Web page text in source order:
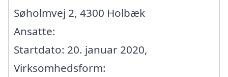
Søholmvej 2, 4300 Holbæk
Ansatte:
Startdato: 20. januar 2020,
Virksomhedsform: